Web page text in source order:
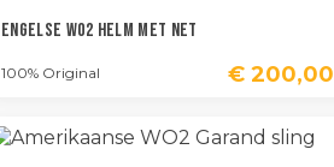
Engelse WO2 Helm Met Net
100% Original € 200,00